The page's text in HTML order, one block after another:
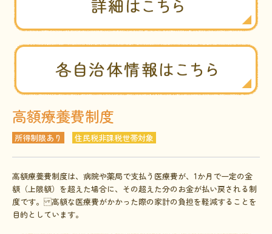
高額療養費制度
所得制限あり 住民税非課税世帯対象
高額療養費制度は、病院や薬局で支払う医療費が、1か月で一定の金
額（上限額）を超えた場合に、その超えた分のお金が払い戻される制
度です。 高額な医療費がかかった際の家計の負担を軽減することを
目的としています。